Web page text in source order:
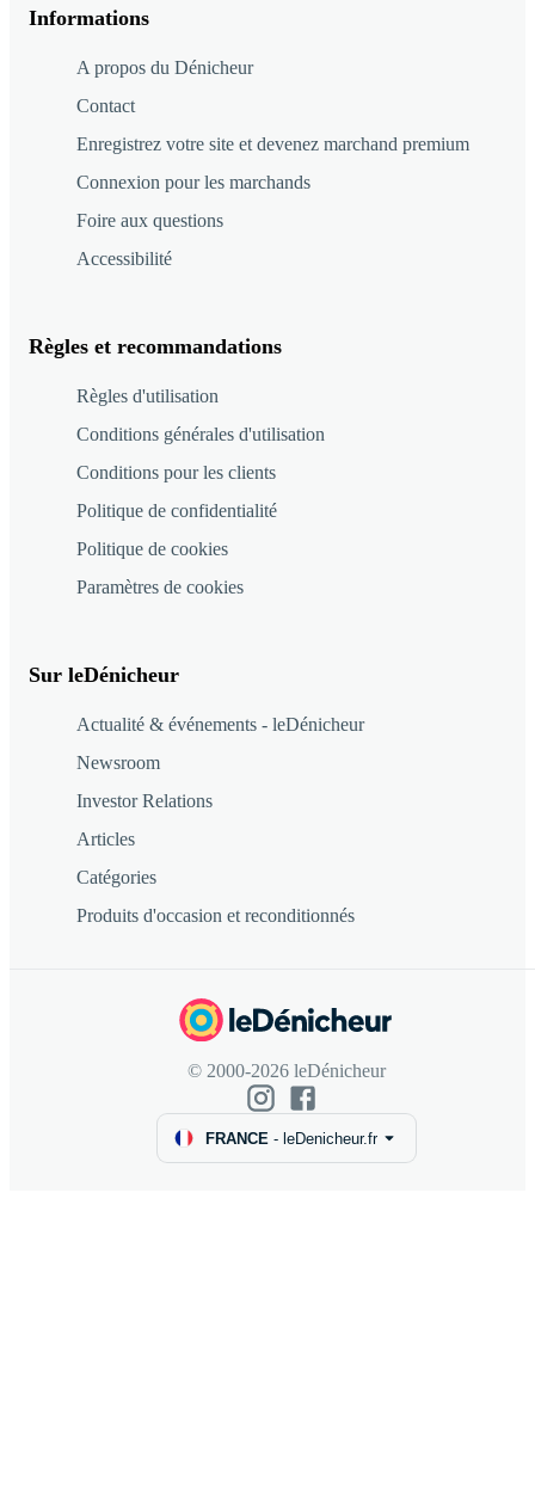
Informations
A propos du Dénicheur
Contact
Enregistrez votre site et devenez marchand premium
Connexion pour les marchands
Foire aux questions
Accessibilité
Règles et recommandations
Règles d'utilisation
Conditions générales d'utilisation
Conditions pour les clients
Politique de confidentialité
Politique de cookies
Paramètres de cookies
Sur leDénicheur
Actualité & événements - leDénicheur
Newsroom
Investor Relations
Articles
Catégories
Produits d'occasion et reconditionnés
© 2000-2026 leDénicheur
FRANCE - leDenicheur.fr